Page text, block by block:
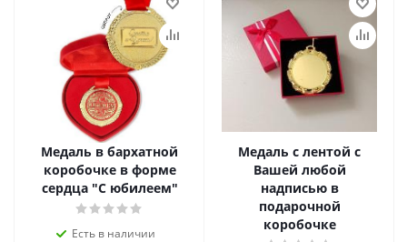
Медаль в бархатной
коробочке в форме
сердца "С юбилеем"
Есть в наличии
Медаль с лентой с
Вашей любой
надписью в
подарочной
коробочке